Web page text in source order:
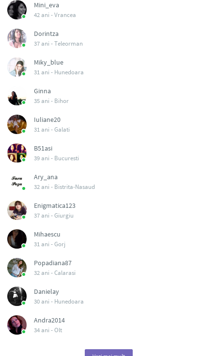
Mini_eva
42 ani -Vrancea
Dorintza
37 ani -Teleorman
Miky_blue
31 ani - Hunedoara
Ginna
35 ani - Bihor
Iuliane20
31 ani -Galati
B51asi
39 ani - Bucuresti
Ary_ana
32 ani - Bistrita-Nasaud
Enigmatica123
37 ani -Giurgiu
Mihaescu
31 ani -Gorj
Popadiana87
32 ani -Calarasi
Danielay
30 ani - Hunedoara
Andra2014
34 ani -Olt